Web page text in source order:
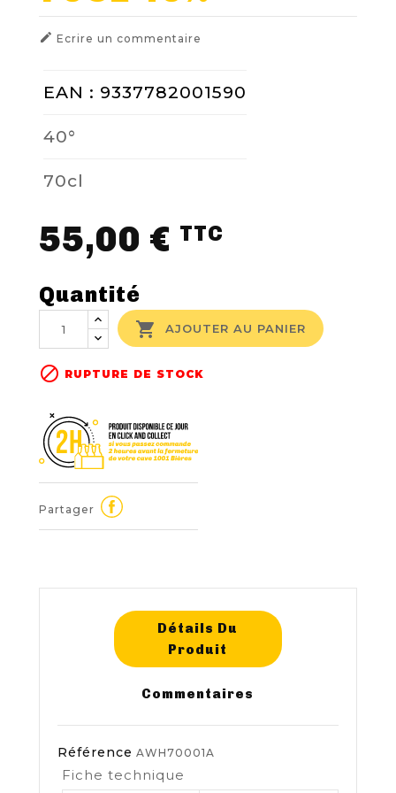
 Ecrire un commentaire
EAN : 9337782001590
40°
70cl
55,00 € TTC
Quantité
 AJOUTER AU PANIER
 RUPTURE DE STOCK
Partager
Détails Du
Produit
Commentaires
Référence AWH70001A
Fiche technique